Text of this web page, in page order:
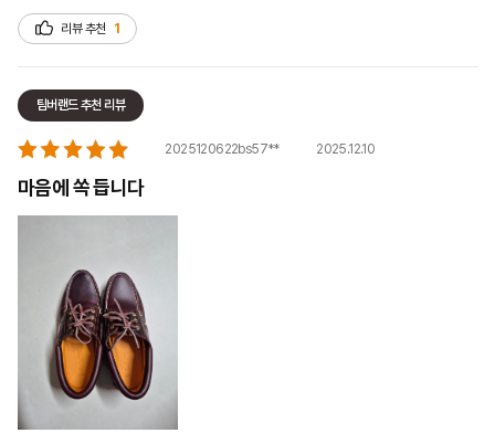
리뷰 추천 1
팀버랜드 추천 리뷰
2025120622bs57** 2025.12.10
마음에 쏙 듭니다